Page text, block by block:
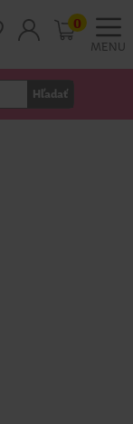
MENU
Hľadať
0